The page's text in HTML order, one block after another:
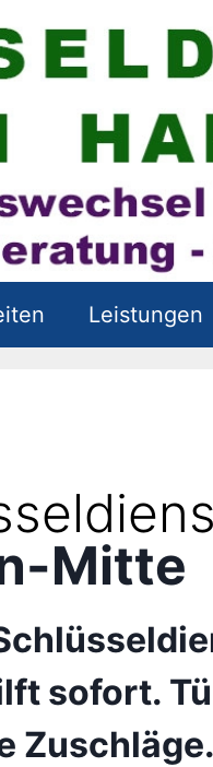
Leistungen
Mitte
sofort.